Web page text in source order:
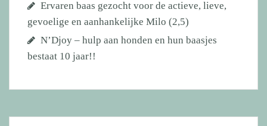
Ervaren baas gezocht voor de actieve, lieve,
gevoelige en aanhankelijke Milo (2,5)
N’Djoy – hulp aan honden en hun baasjes
bestaat 10 jaar!!